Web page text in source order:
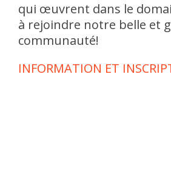
qui œuvrent dans le
à rejoindre notre belle et
communauté!
INFORMATION ET